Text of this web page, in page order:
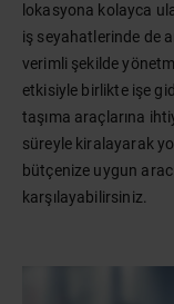
lokasyona kolayca
iş seyahatlerinde de
verimli şekilde
etkisiyle birlikte işe
taşıma araçlarına
süreyle kiralayarak
bütçenize uygun
karşılayabilirsiniz.